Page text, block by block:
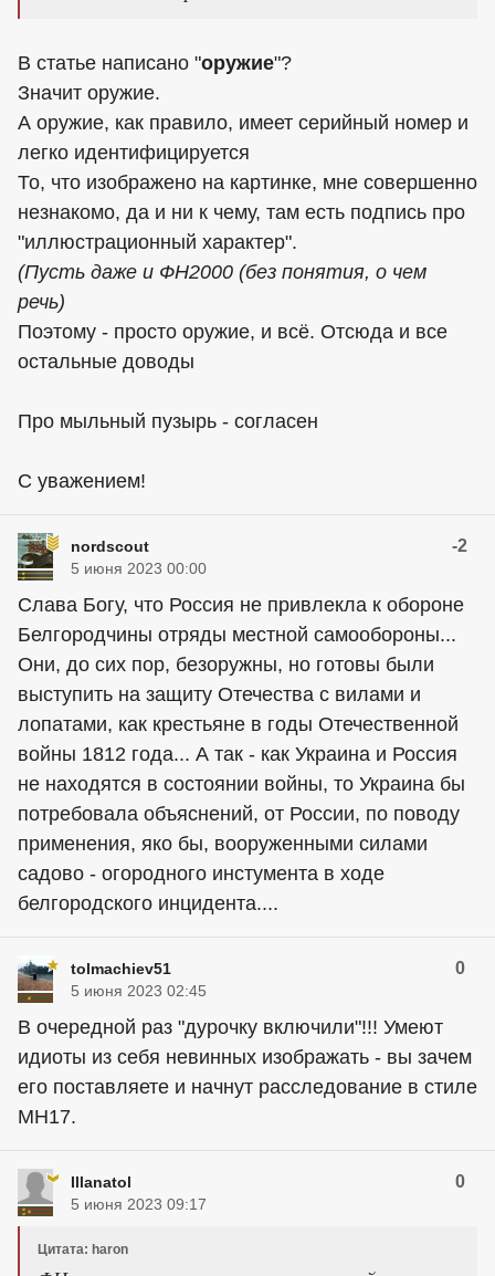
В статье написано "оружие"?
Значит оружие.
А оружие, как правило, имеет серийный номер и
легко идентифицируется
То, что изображено на картинке, мне совершенно
незнакомо, да и ни к чему, там есть подпись про
"иллюстрационный характер".
(Пусть даже и ФН2000 (без понятия, о чем
речь)
Поэтому - просто оружие, и всё. Отсюда и все
остальные доводы
Про мыльный пузырь - согласен
С уважением!
nordscout -2
5 июня 2023 00:00
Слава Богу, что Россия не привлекла к обороне
Белгородчины отряды местной самообороны...
Они, до сих пор, безоружны, но готовы были
выступить на защиту Отечества с вилами и
лопатами, как крестьяне в годы Отечественной
войны 1812 года... А так - как Украина и Россия
не находятся в состоянии войны, то Украина бы
потребовала объяснений, от России, по поводу
применения, яко бы, вооруженными силами
садово - огородного инстумента в ходе
белгородского инцидента....
tolmachiev51 0
5 июня 2023 02:45
В очередной раз "дурочку включили"!!! Умеют
идиоты из себя невинных изображать - вы зачем
его поставляете и начнут расследование в стиле
МН17.
Illanatol 0
5 июня 2023 09:17
Цитата: haron